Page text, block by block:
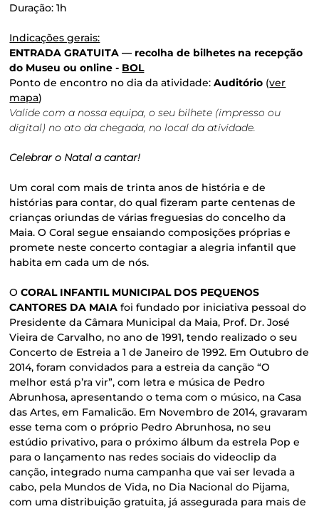
Duração: 1h
Indicações gerais:
ENTRADA GRATUITA — recolha de bilhetes na recepção
do Museu ou online - BOL
Ponto de encontro no dia da atividade:Auditório (ver
mapa)
Valide com a nossa equipa, o seu bilhete (impresso ou
digital) no ato da chegada, no local da atividade.
Celebrar o Natal a cantar!
Um coral com mais de trinta anos de história e de
histórias para contar, do qual fizeram parte centenas de
crianças oriundas de várias freguesias do concelho da
Maia. O Coral segue ensaiando composições próprias e
promete neste concerto contagiar a alegria infantil que
habita em cada um de nós.
OCORAL INFANTIL MUNICIPAL DOS PEQUENOS
CANTORES DA MAIA foi fundado por iniciativa pessoal do
Presidente da Câmara Municipal da Maia, Prof. Dr. José
Vieira de Carvalho, no ano de 1991, tendo realizado o seu
Concerto de Estreia a 1 de Janeiro de 1992. Em Outubro de
2014, foram convidados para a estreia da canção “O
melhor está p’ra vir”, com letra e música de Pedro
Abrunhosa, apresentando o tema com o músico, na Casa
das Artes, em Famalicão. Em Novembro de 2014, gravaram
esse tema com o próprio Pedro Abrunhosa, no seu
estúdio privativo, para o próximo álbum da estrela Pop e
para o lançamento nas redes sociais do videoclip da
canção, integrado numa campanha que vai ser levada a
cabo, pela Mundos de Vida, no Dia Nacional do Pijama,
com uma distribuição gratuita, já assegurada para mais de